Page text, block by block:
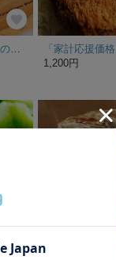
【ふわっ とチーズ香る】5種のチーズのキッシュ
1,200円